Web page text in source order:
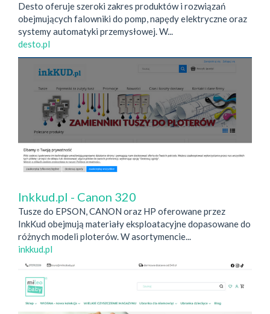
Desto oferuje szeroki zakres produktów i rozwiązań
obejmujących falowniki do pomp, napędy elektryczne oraz
systemy automatyki przemysłowej. W...
desto.pl
Inkkud.pl - Canon 320
Tusze do EPSON, CANON oraz HP oferowane przez
InkKud obejmują materiały eksploatacyjne dopasowane do
różnych modeli ploterów. W asortymencie...
inkkud.pl